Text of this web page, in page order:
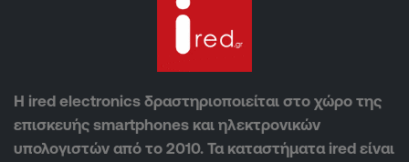
Η ired electronics δραστηριοποιείται στο χώρο της
επισκευής smartphones και ηλεκτρονικών
υπολογιστών από το 2010. Τα καταστήματα ired είναι